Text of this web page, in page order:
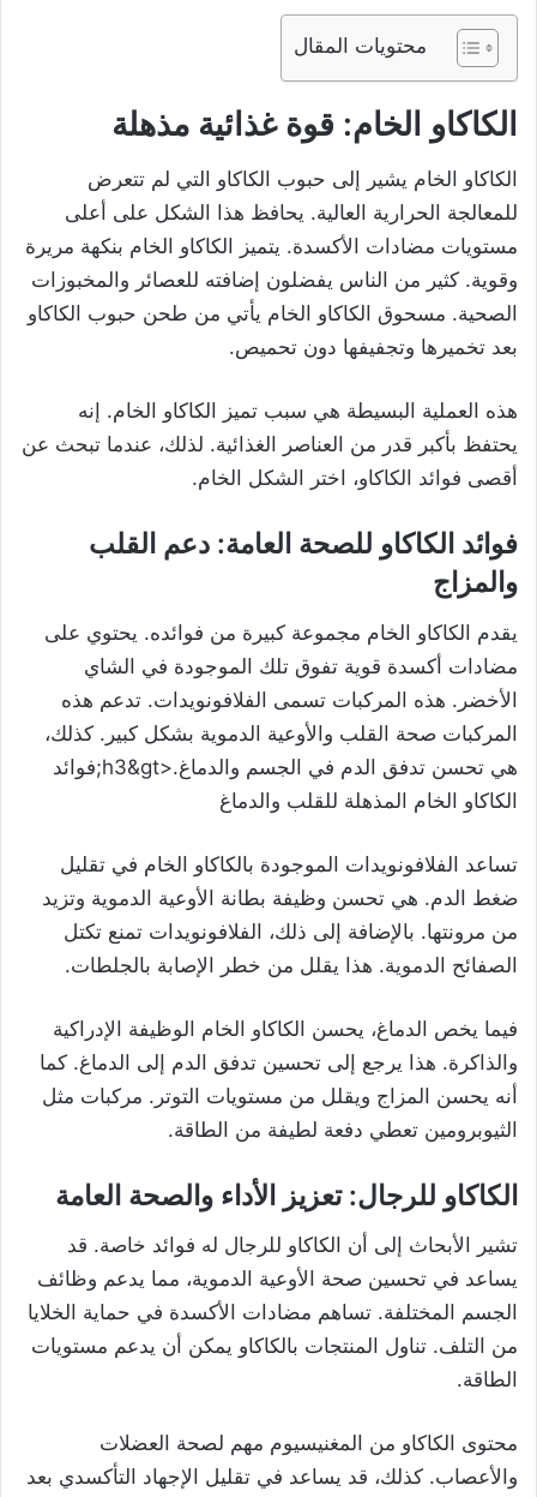
محتويات المقال
الكاكاو الخام: قوة غذائية مذهلة
الكاكاو الخام يشير إلى حبوب الكاكاو التي لم تتعرض
للمعالجة الحرارية العالية. يحافظ هذا الشكل على أعلى
مستويات مضادات الأكسدة. يتميز الكاكاو الخام بنكهة مريرة
وقوية. كثير من الناس يفضلون إضافته للعصائر والمخبوزات
الصحية. مسحوق الكاكاو الخام يأتي من طحن حبوب الكاكاو
بعد تخميرها وتجفيفها دون تحميص.
هذه العملية البسيطة هي سبب تميز الكاكاو الخام. إنه
يحتفظ بأكبر قدر من العناصر الغذائية. لذلك، عندما تبحث عن
أقصى فوائد الكاكاو، اختر الشكل الخام.
فوائد الكاكاو للصحة العامة: دعم القلب
والمزاج
يقدم الكاكاو الخام مجموعة كبيرة من فوائده. يحتوي على
مضادات أكسدة قوية تفوق تلك الموجودة في الشاي
الأخضر. هذه المركبات تسمى الفلافونويدات. تدعم هذه
المركبات صحة القلب والأوعية الدموية بشكل كبير. كذلك،
هي تحسن تدفق الدم في الجسم والدماغ.<h3&gt;فوائد
الكاكاو الخام المذهلة للقلب والدماغ
تساعد الفلافونويدات الموجودة بالكاكاو الخام في تقليل
ضغط الدم. هي تحسن وظيفة بطانة الأوعية الدموية وتزيد
من مرونتها. بالإضافة إلى ذلك، الفلافونويدات تمنع تكتل
الصفائح الدموية. هذا يقلل من خطر الإصابة بالجلطات.
فيما يخص الدماغ، يحسن الكاكاو الخام الوظيفة الإدراكية
والذاكرة. هذا يرجع إلى تحسين تدفق الدم إلى الدماغ. كما
أنه يحسن المزاج ويقلل من مستويات التوتر. مركبات مثل
الثيوبرومين تعطي دفعة لطيفة من الطاقة.
الكاكاو للرجال: تعزيز الأداء والصحة العامة
تشير الأبحاث إلى أن الكاكاو للرجال له فوائد خاصة. قد
يساعد في تحسين صحة الأوعية الدموية، مما يدعم وظائف
الجسم المختلفة. تساهم مضادات الأكسدة في حماية الخلايا
من التلف. تناول المنتجات بالكاكاو يمكن أن يدعم مستويات
الطاقة.
محتوى الكاكاو من المغنيسيوم مهم لصحة العضلات
والأعصاب. كذلك، قد يساعد في تقليل الإجهاد التأكسدي بعد